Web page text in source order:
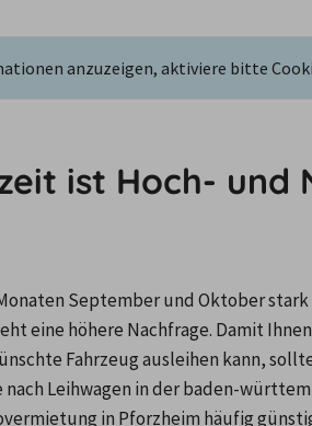
anzuzeigen, aktiviere bitte
ist Hoch-
September und Oktober stark
eine höhere Nachfrage. Damit
Fahrzeug ausleihen kann,
Leihwagen in der baden-
in Pforzheim häufig